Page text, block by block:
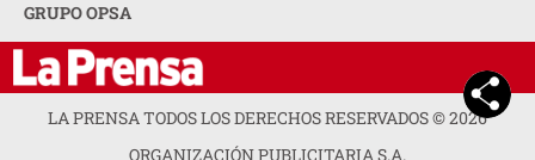
GRUPO OPSA
LA PRENSA TODOS LOS DERECHOS RESERVADOS ©2026
ORGANIZACIÓN PUBLICITARIA S.A.